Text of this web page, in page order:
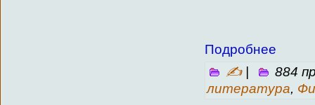
Подробнее
✍|
884
литература,